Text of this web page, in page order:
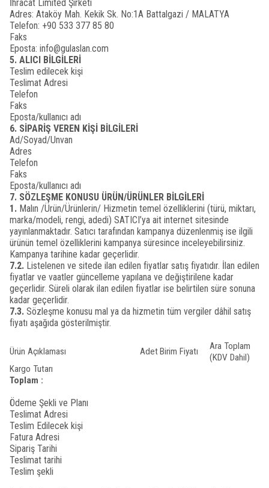
İhracat Limited Şirketi
Adres: Ataköy Mah. Kekik Sk. No:1A Battalgazi / MALATYA
Telefon: +90 533 377 85 80
Faks
Eposta: info@gulaslan.com
5. ALICI BİLGİLERİ
Teslim edilecek kişi
Teslimat Adresi
Telefon
Faks
Eposta/kullanıcı adı
6. SİPARİŞ VEREN KİŞİ BİLGİLERİ
Ad/Soyad/Unvan
Adres
Telefon
Faks
Eposta/kullanıcı adı
7. SÖZLEŞME KONUSU ÜRÜN/ÜRÜNLER BİLGİLERİ
1. Malın /Ürün/Ürünlerin/ Hizmetin temel özelliklerini (türü, miktarı,
marka/modeli, rengi, adedi) SATICI’ya ait internet sitesinde
yayınlanmaktadır. Satıcı tarafından kampanya düzenlenmiş ise ilgili
ürünün temel özelliklerini kampanya süresince inceleyebilirsiniz.
Kampanya tarihine kadar geçerlidir.
7.2. Listelenen ve sitede ilan edilen fiyatlar satış fiyatıdır. İlan edilen
fiyatlar ve vaatler güncelleme yapılana ve değiştirilene kadar
geçerlidir. Süreli olarak ilan edilen fiyatlar ise belirtilen süre sonuna
kadar geçerlidir.
7.3. Sözleşme konusu mal ya da hizmetin tüm vergiler dâhil satış
fiyatı aşağıda gösterilmiştir.
Ürün Açıklaması AdetBirim Fiyatı
Ara Toplam
(KDV Dahil)
Kargo Tutarı
Toplam :
Ödeme Şekli ve Planı
Teslimat Adresi
Teslim Edilecek kişi
Fatura Adresi
Sipariş Tarihi
Teslimat tarihi
Teslim şekli